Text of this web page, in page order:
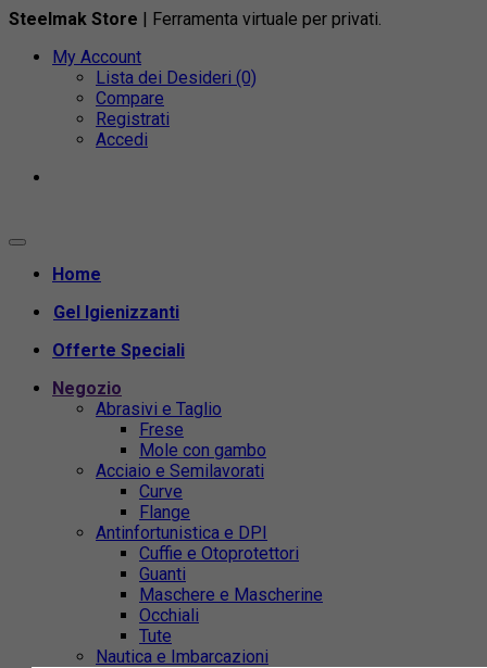
Steelmak Store | Ferramenta virtuale per privati.
My Account
Lista dei Desideri (0)
Compare
Registrati
Accedi
Home
Gel Igienizzanti
Offerte Speciali
Negozio
Abrasivi e Taglio
Frese
Mole con gambo
Acciaio e Semilavorati
Curve
Flange
Antinfortunistica e DPI
Cuffie e Otoprotettori
Guanti
Maschere e Mascherine
Occhiali
Tute
Nautica e Imbarcazioni